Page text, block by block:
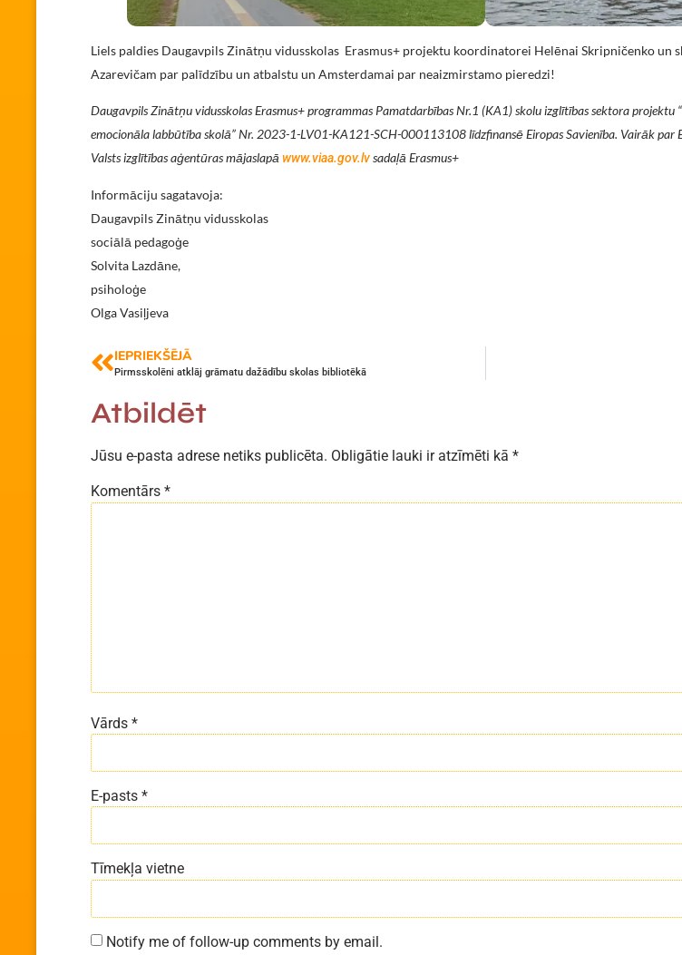
Liels paldies Daugavpils Zinātņu vidusskolas Erasmus+ projektu koordinatorei Helēnai Skripničenko un
Azarevičam par palīdzību un atbalstu un Amsterdamai par neaizmirstamo pieredzi!
Daugavpils Zinātņu vidusskolas Erasmus+ programmas Pamatdarbības Nr.1 (KA1) skolu izglītības sektora projektu
emocionāla labbūtība skolā”Nr. 2023-1-LV01-KA121-SCH-000113108 līdzfinansē Eiropas Savienība. Vairāk par
Valsts izglītības aģentūras mājaslapā www.viaa.gov.lvsadaļā Erasmus+
Informāciju sagatavoja:
Daugavpils Zinātņu vidusskolas
sociālā pedagoģe
Solvita Lazdāne,
psiholoģe
Olga Vasiļjeva
IEPRIEKŠĒJĀ
Pirmsskolēni atklāj grāmatu dažādību skolas bibliotēkā
Atbildēt
Jūsu e-pasta adrese netiks publicēta. Obligātie lauki ir atzīmēti kā *
Komentārs *
Vārds *
E-pasts *
Tīmekļa vietne
Notify me of follow-up comments by email.